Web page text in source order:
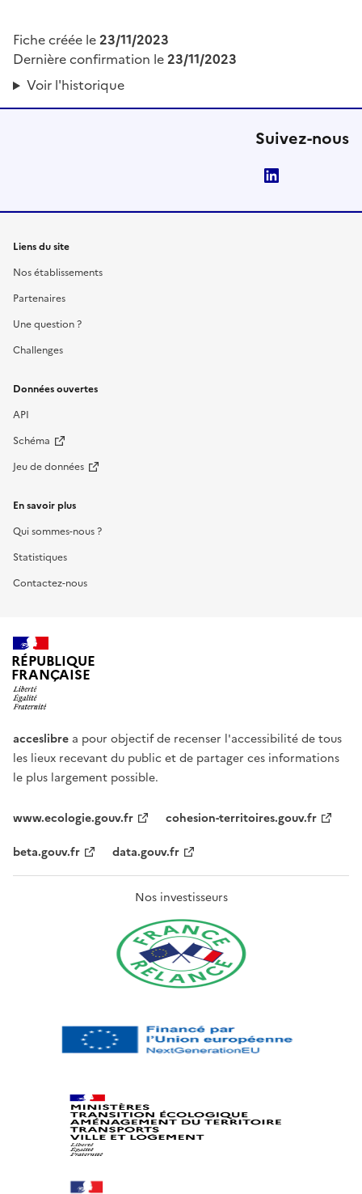
Fiche créée le23/11/2023
Dernière confirmation le23/11/2023
Voir l'historique
Suivez-nous
Liens du site
Nos établissements
Partenaires
Une question ?
Challenges
Données ouvertes
API
Schéma
Jeu de données
En savoir plus
Qui sommes-nous ?
Statistiques
Contactez-nous
RÉPUBLIQUE
FRANÇAISE
acceslibre a pour objectif de recenser l'accessibilité de tous
les lieux recevant du public et de partager ces informations
le plus largement possible.
www.ecologie.gouv.fr
cohesion-territoires.gouv.fr
beta.gouv.fr
data.gouv.fr
Nos investisseurs